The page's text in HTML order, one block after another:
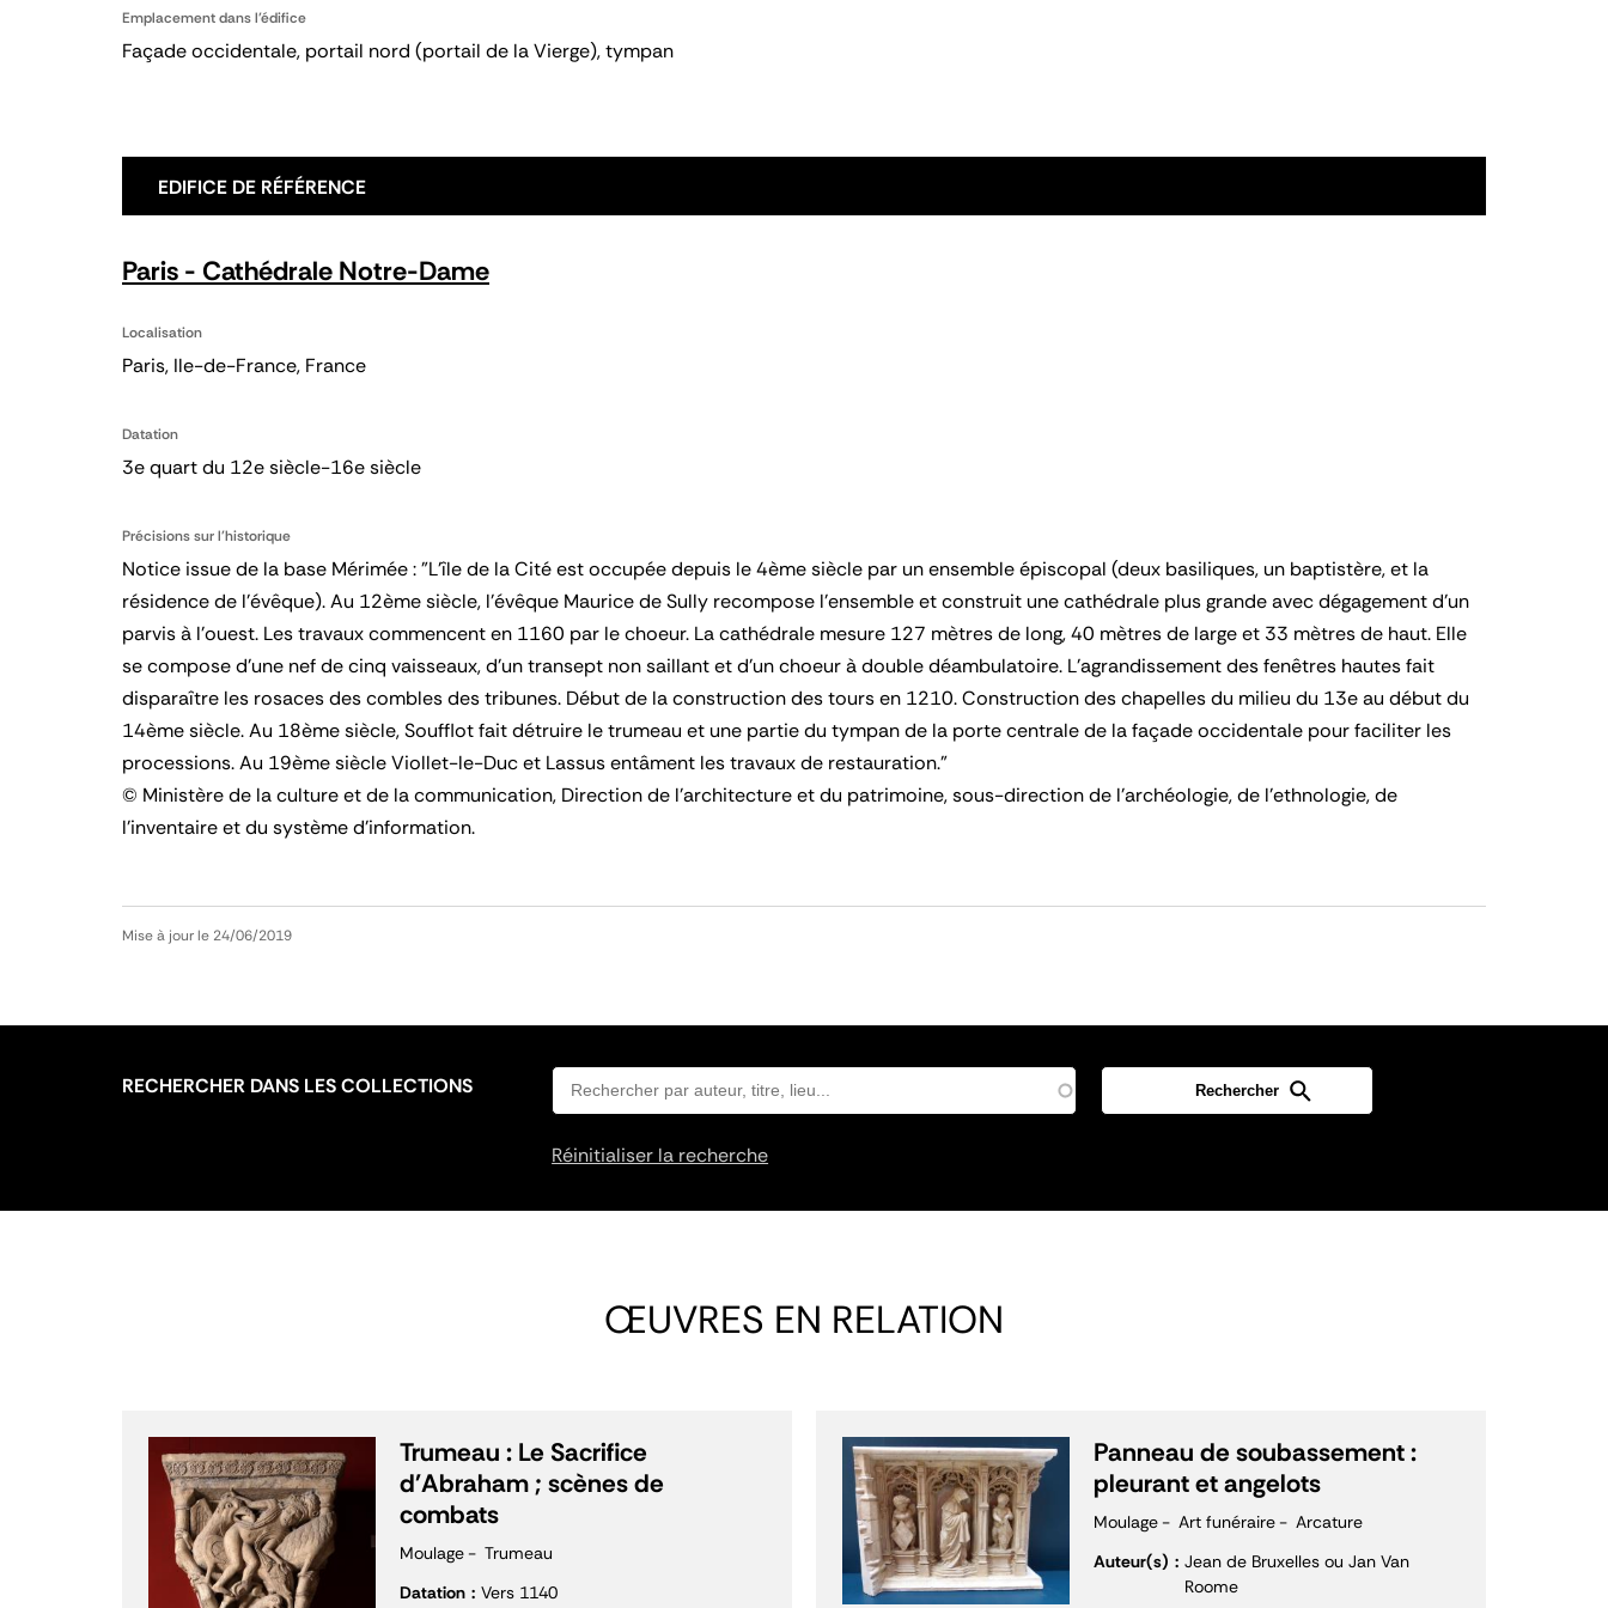
Emplacement dans l'édifice
Façade occidentale, portail nord (portail de la Vierge), tympan
EDIFICE DE RÉFÉRENCE
Paris - Cathédrale Notre-Dame
Localisation
Paris, Ile-de-France, France
Datation
3e quart du 12e siècle-16e siècle
Précisions sur l'historique
Notice issue de la base Mérimée : "L'île de la Cité est occupée depuis le 4ème siècle par un ensemble épiscopal (deux basiliques, un baptistère, et la
résidence de l'évêque). Au 12ème siècle, l'évêque Maurice de Sully recompose l'ensemble et construit une cathédrale plus grande avec dégagement d'un
parvis à l'ouest. Les travaux commencent en 1160 par le choeur. La cathédrale mesure 127 mètres de long, 40 mètres de large et 33 mètres de haut. Elle
se compose d'une nef de cinq vaisseaux, d'un transept non saillant et d'un choeur à double déambulatoire. L'agrandissement des fenêtres hautes fait
disparaître les rosaces des combles des tribunes. Début de la construction des tours en 1210. Construction des chapelles du milieu du 13e au début du
14ème siècle. Au 18ème siècle, Soufflot fait détruire le trumeau et une partie du tympan de la porte centrale de la façade occidentale pour faciliter les
processions. Au 19ème siècle Viollet-le-Duc et Lassus entâment les travaux de restauration."
© Ministère de la culture et de la communication, Direction de l'architecture et du patrimoine, sous-direction de l'archéologie, de l'ethnologie, de
l'inventaire et du système d'information.
Mise à jour le 24/06/2019
RECHERCHER DANS LES COLLECTIONS
Réinitialiser la recherche
ŒUVRES EN RELATION
Trumeau : Le Sacrifice
d'Abraham ; scènes de
combats
Moulage
Trumeau
Datation
Vers 1140
Panneau de soubassement :
pleurant et angelots
Moulage Art funéraire
Arcature
Auteur(s)
Jean de Bruxelles ou Jan Van
Roome